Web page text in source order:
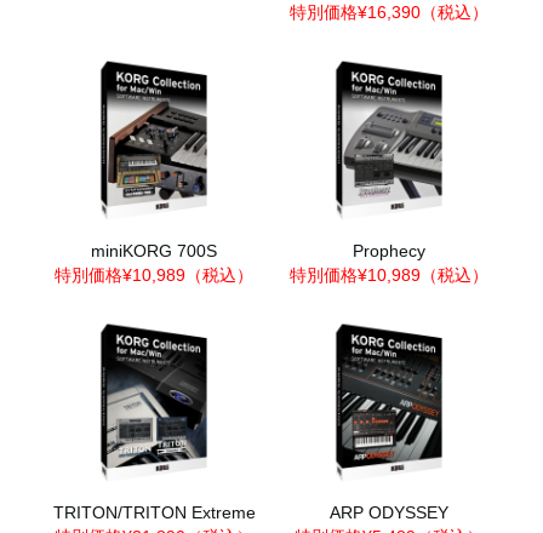
特別価格¥16,390（税込）
miniKORG 700S
特別価格¥10,989（税込）
Prophecy
特別価格¥10,989（税込）
TRITON/TRITON Extreme
ARP ODYSSEY